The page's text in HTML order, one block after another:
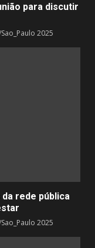
para discutir
2025
rede pública
2025